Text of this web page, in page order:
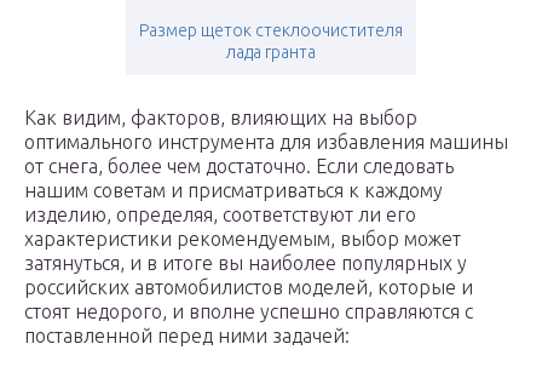
Размер щеток стеклоочистителя
лада гранта
Как видим, факторов, влияющих на выбор
оптимального инструмента для избавления машины
от снега, более чем достаточно. Если следовать
нашим советам и присматриваться к каждому
изделию, определяя, соответствуют ли его
характеристики рекомендуемым, выбор может
затянуться, и в итоге вы наиболее популярных у
российских автомобилистов моделей, которые и
стоят недорого, и вполне успешно справляются с
поставленной перед ними задачей: